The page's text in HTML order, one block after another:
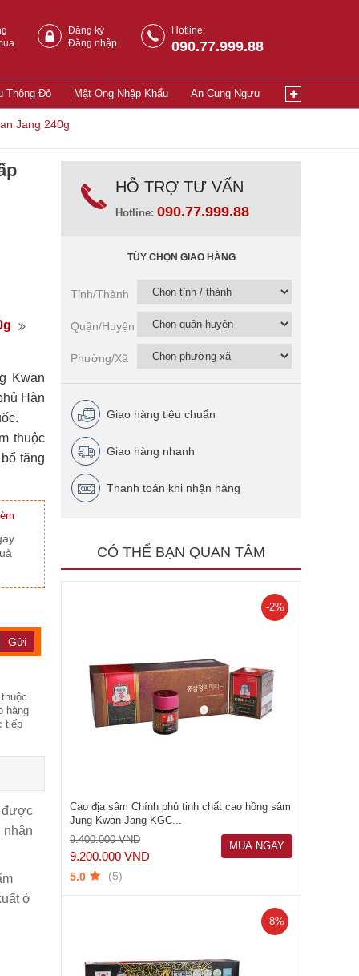
Đăng ký
Đăng nhập
Hotline:
090.77.999.88
Thông Đỏ Mật Ong Nhập Khẩu An Cung Ngưu
Jang 240g
Kwan
Hàn
thuộc
tăng
hàng
tiếp
được
nhận
ở
HỖ TRỢ TƯ VẤN
Hotline: 090.77.999.88
TÙY CHỌN GIAO HÀNG
Tỉnh/Thành
Quận/Huyện
Phường/Xã
Giao hàng tiêu chuẩn
Giao hàng nhanh
Thanh toán khi nhận hàng
CÓ THỂ BẠN QUAN TÂM
Cao địa sâm Chính phủ tinh chất cao hồng sâm
Jung Kwan Jang KGC...
9.400.000 VND
9.200.000 VND
MUA NGAY
-2%
5.0 (5)
-8%